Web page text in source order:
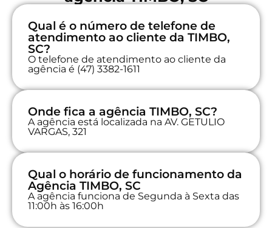
Qual é o número de telefone de
atendimento ao cliente da TIMBO,
SC?
O telefone de atendimento ao cliente da
agência é (47) 3382-1611
Onde fica a agência TIMBO, SC?
A agência está localizada na AV. GETULIO
VARGAS, 321
Qual o horário de funcionamento da
Agência TIMBO, SC
A agência funciona de Segunda à Sexta das
11:00h às 16:00h